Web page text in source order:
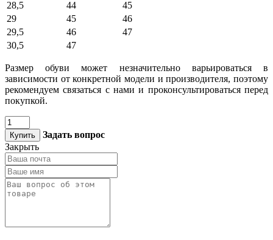
28,5
44
45
29
45
46
29,5
46
47
30,5
47
Размер обуви может незначительно варьироваться в
зависимости от конкретной модели и производителя, поэтому
рекомендуем связаться с нами и проконсультироваться перед
покупкой.
Купить
Задать вопрос
Закрыть